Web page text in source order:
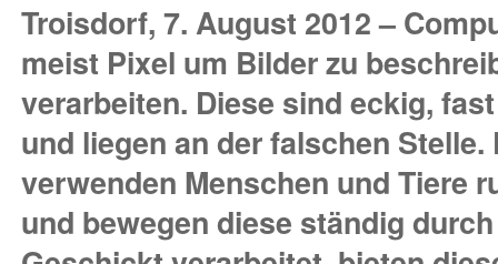
Troisdorf, 7. August 2012 –
meist Pixel um Bilder zu
verarbeiten. Diese sind eckig,
und liegen an der falschen Stelle.
verwenden Menschen und Tiere
und bewegen diese ständig